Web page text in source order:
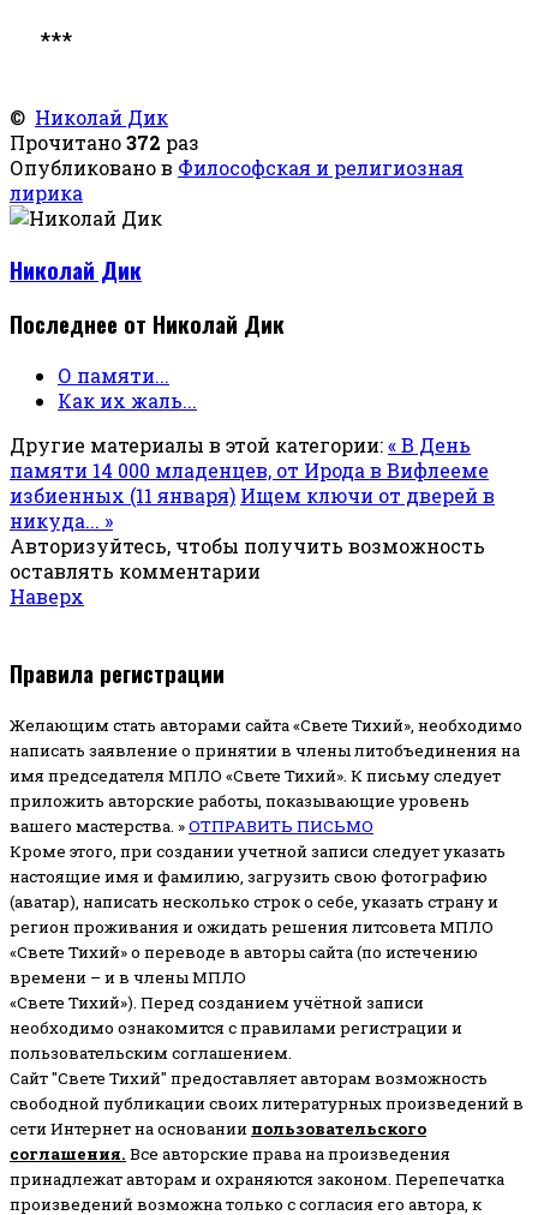
***
© Николай Дик
Прочитано372 раз
Опубликовано в Философская и религиозная
лирика
Николай Дик
Последнее от Николай Дик
О памяти...
Как их жаль...
Другие материалы в этой категории:« В День
памяти 14 000 младенцев, от Ирода в Вифлееме
избиенных (11 января) Ищем ключи от дверей в
никуда... »
Авторизуйтесь, чтобы получить возможность
оставлять комментарии
Наверх
Правила регистрации
Желающим стать авторами сайта «Свете Тихий», необходимо
написать заявление о принятии в члены литобъединения на
имя председателя МПЛО «Свете Тихий». К письму следует
приложить авторские работы, показывающие уровень
вашего мастерства. »ОТПРАВИТЬ ПИСЬМО
Кроме этого, при создании учетной записи следует указать
настоящие имя и фамилию, загрузить свою фотографию
(аватар), написать несколько строк о себе, указать страну и
регион проживания и ожидать решения литсовета МПЛО
«Свете Тихий» о переводе в авторы сайта (по истечению
времени – и в члены МПЛО
«Свете Тихий»). Перед созданием учётной записи
необходимо ознакомится с правилами регистрации и
пользовательским соглашением.
Сайт "Свете Тихий" предоставляет авторам возможность
свободной публикации своих литературных произведений в
сети Интернет на основании пользовательского
соглашения. Все авторские права на произведения
принадлежат авторам и охраняются законом. Перепечатка
произведений возможна только с согласия его автора, к